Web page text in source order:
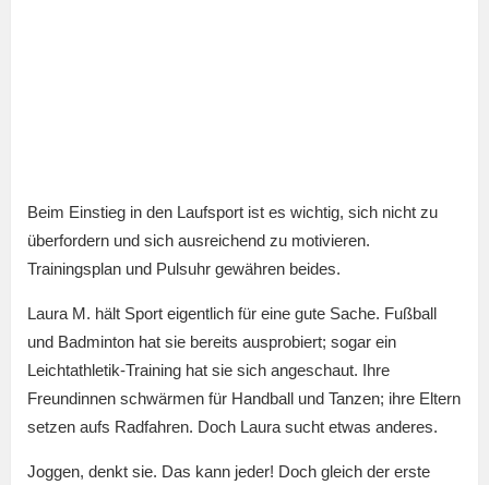
Beim Einstieg in den Laufsport ist es wichtig, sich nicht zu
überfordern und sich ausreichend zu motivieren.
Trainingsplan und Pulsuhr gewähren beides.
Laura M. hält Sport eigentlich für eine gute Sache. Fußball
und Badminton hat sie bereits ausprobiert; sogar ein
Leichtathletik-Training hat sie sich angeschaut. Ihre
Freundinnen schwärmen für Handball und Tanzen; ihre Eltern
setzen aufs Radfahren. Doch Laura sucht etwas anderes.
Joggen, denkt sie. Das kann jeder! Doch gleich der erste